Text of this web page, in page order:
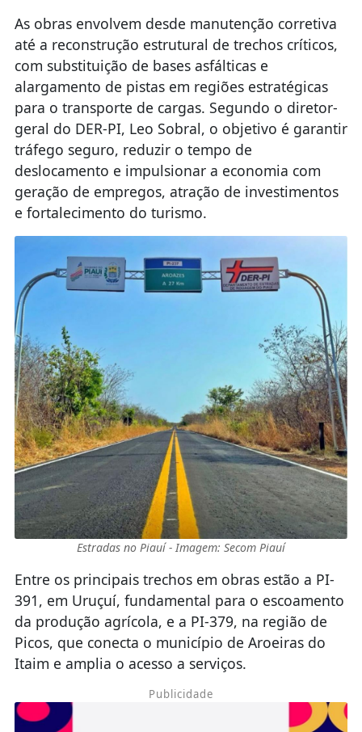
As obras envolvem desde manutenção corretiva
até a reconstrução estrutural de trechos críticos,
com substituição de bases asfálticas e
alargamento de pistas em regiões estratégicas
para o transporte de cargas. Segundo o diretor-
geral do DER-PI, Leo Sobral, o objetivo é garantir
tráfego seguro, reduzir o tempo de
deslocamento e impulsionar a economia com
geração de empregos, atração de investimentos
e fortalecimento do turismo.
Estradas no Piauí - Imagem: Secom Piauí
Entre os principais trechos em obras estão a PI-
391, em Uruçuí, fundamental para o escoamento
da produção agrícola, e a PI-379, na região de
Picos, que conecta o município de Aroeiras do
Itaim e amplia o acesso a serviços.
Publicidade